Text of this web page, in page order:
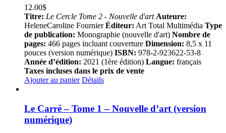
12.00$
Titre: Le Cercle Tome 2 - Nouvelle d'art Auteure:
HeleneCaroline FournierÉditeur: Art Total Multimédia Type
de publication: Monographie (nouvelle d'art) Nombre de
pages: 466 pages incluant couverture Dimension: 8,5 x 11
pouces (version numérique) ISBN: 978-2-923622-53-8
Année d’édition: 2021 (1ère édition) Langue: français
Taxes incluses dans le prix de vente
Ajouter au panier Détails
Le Carré – Tome 1 – Nouvelle d’art (version
numérique)